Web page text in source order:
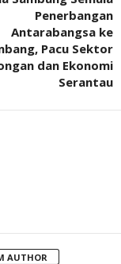
Penerbangan
Antarabangsa ke
Pacu Sektor
dan Ekonomi
Serantau
AUTHOR